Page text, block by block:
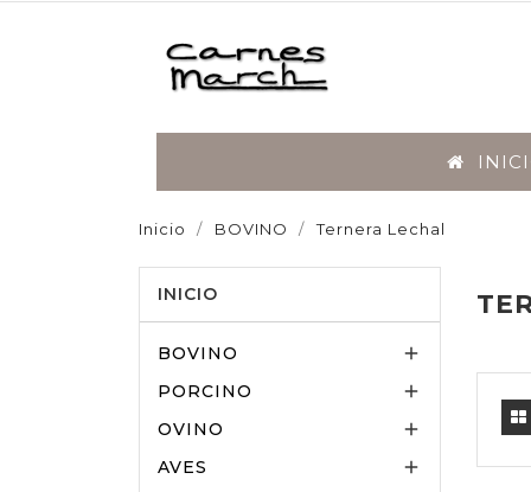
Inicio BOVINO Ternera Lechal
INICIO
BOVINO

PORCINO

OVINO

AVES
